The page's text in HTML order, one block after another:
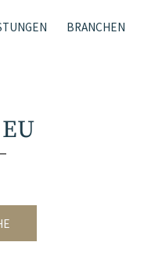
BRANCHEN